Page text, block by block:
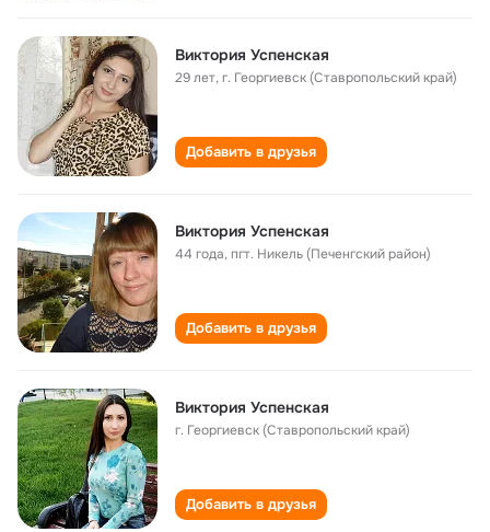
Виктория Успенская
29 лет,г. Георгиевск (Ставропольский край)
Добавить в друзья
Виктория Успенская
44 года,пгт. Никель (Печенгский район)
Добавить в друзья
Виктория Успенская
г. Георгиевск (Ставропольский край)
Добавить в друзья